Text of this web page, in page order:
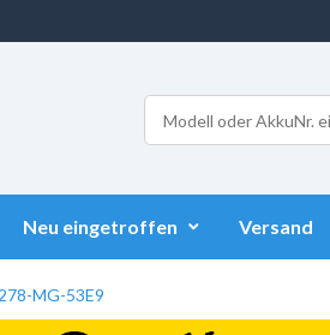
Neu eingetroffen Versand
MG-53E9